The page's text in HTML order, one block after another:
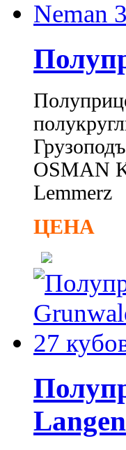
OSMAN
Lemmerz
ЦЕНА